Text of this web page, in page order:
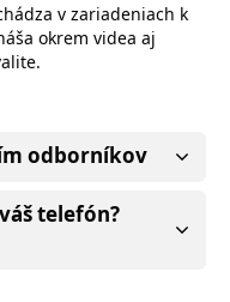
v zariadeniach k
okrem videa aj
odborníkov
telefón?